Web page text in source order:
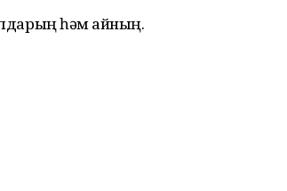
һәм ҡайның.